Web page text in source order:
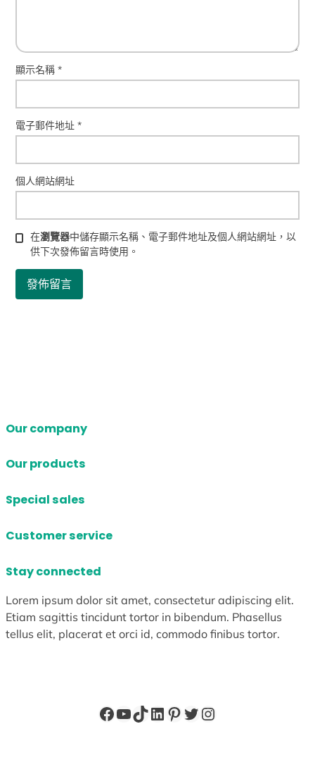
顯示名稱*
電子郵件地址*
個人網站網址
在瀏覽器中儲存顯示名稱、電子郵件地址及個人網站網址，以
供下次發佈留言時使用。
Our company
Our products
Special sales
Customer service
Stay connected
Lorem ipsum dolor sit amet, consectetur adipiscing elit.
Etiam sagittis tincidunt tortor in bibendum. Phasellus
tellus elit, placerat et orci id, commodo finibus tortor.
Facebook
YouTube
TikTok
LinkedIn
Pinterest
X Instagram